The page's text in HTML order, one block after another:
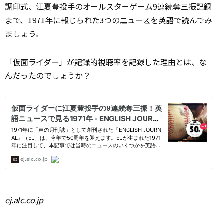
調印式、江夏豊投手のオールスターゲーム9連続奪三振記録
まで、1971年に報じられた3つのニュースを英語で読んでみ
ましょう。
「仮面ライダー」が記録的視聴率を記録した理由とは、な
んだったのでしょうか？
ej.alc.co.jp